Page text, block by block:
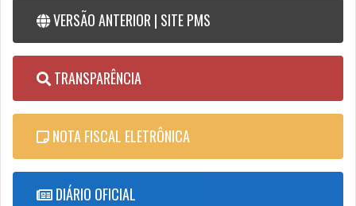
Prefeitura de Serrinha
VERSÃO ANTERIOR | SITE PMS
TRANSPARÊNCIA
NOTA FISCAL ELETRÔNICA
DIÁRIO OFICIAL